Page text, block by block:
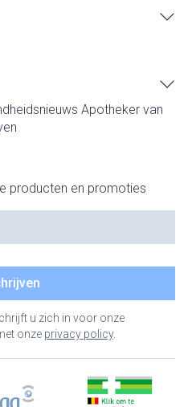
Apotheker van
producten en promoties
u zich in voor onze
onze privacy policy.